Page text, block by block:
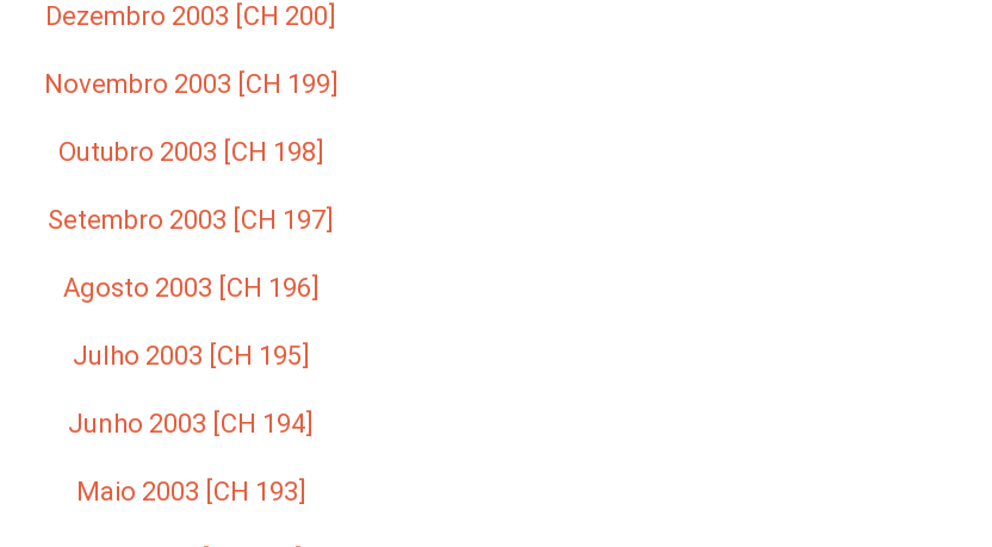
Dezembro 2003 [CH 200]
Novembro 2003 [CH 199]
Outubro 2003 [CH 198]
Setembro 2003 [CH 197]
Agosto 2003 [CH 196]
Julho 2003 [CH 195]
Junho 2003 [CH 194]
Maio 2003 [CH 193]